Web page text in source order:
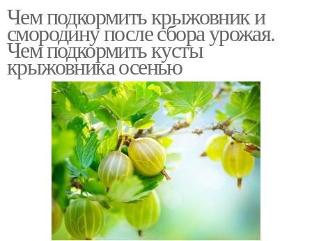
Чем подкормить крыжовник и
смородину после сбора урожая.
Чем подкормить кусты
крыжовника осенью